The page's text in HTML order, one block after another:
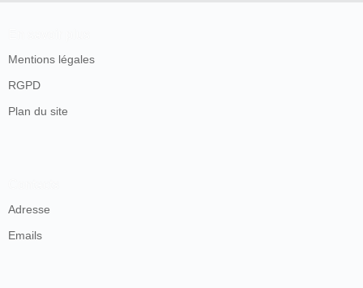
Mentions légales
RGPD
Plan du site
Adresse
Emails